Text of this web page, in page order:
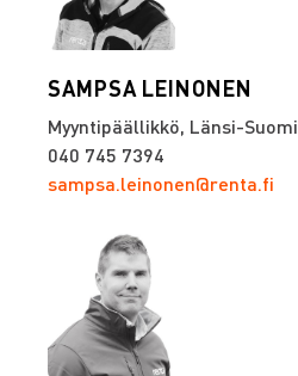
SAMPSA LEINONEN
Myyntipäällikkö, Länsi-Suomi
040 745 7394
sampsa.leinonen@renta.fi